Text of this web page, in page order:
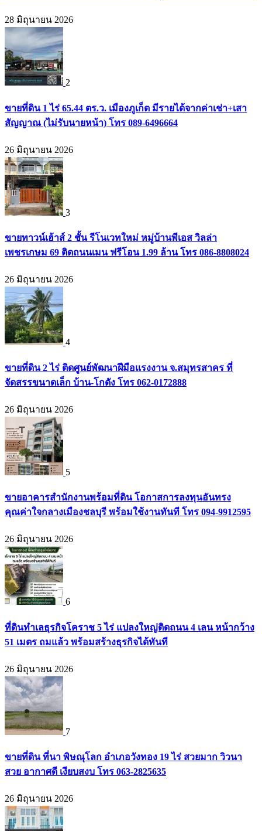
28 มิถุนายน 2026
2
ขายที่ดิน 1 ไร่ 65.44 ตร.ว. เมืองภูเก็ต มีรายได้จากค่าเช่า+เสา
สัญญาณ (ไม่รับนายหน้า) โทร 089-6496664
26 มิถุนายน 2026
3
ขายทาวน์เฮ้าส์ 2 ชั้น รีโนเวทใหม่ หมู่บ้านพีเอส วิลล่า
เพชรเกษม 69 ติดถนนเมน ฟรีโอน 1.99 ล้าน โทร 086-8808024
26 มิถุนายน 2026
4
ขายที่ดิน 2 ไร่ ติดศูนย์พัฒนาฝีมือแรงงาน จ.สมุทรสาคร ที่
จัดสรรขนาดเล็ก บ้าน-โกดัง โทร 062-0172888
26 มิถุนายน 2026
5
ขายอาคารสำนักงานพร้อมที่ดิน โอกาสการลงทุนอันทรง
คุณค่าใจกลางเมืองชลบุรี พร้อมใช้งานทันที โทร 094-9912595
26 มิถุนายน 2026
6
ที่ดินทำเลธุรกิจโคราช 5 ไร่ แปลงใหญ่ติดถนน 4 เลน หน้ากว้าง
51 เมตร ถมแล้ว พร้อมสร้างธุรกิจได้ทันที
26 มิถุนายน 2026
7
ขายที่ดิน ที่นา พิษณุโลก อำเภอวังทอง 19 ไร่ สวยมาก วิวนา
สวย อากาศดี เงียบสงบ โทร 063-2825635
26 มิถุนายน 2026